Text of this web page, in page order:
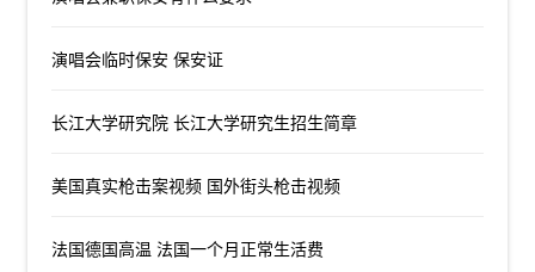
演唱会临时保安 保安证
长江大学研究院 长江大学研究生招生简章
美国真实枪击案视频 国外街头枪击视频
法国德国高温 法国一个月正常生活费